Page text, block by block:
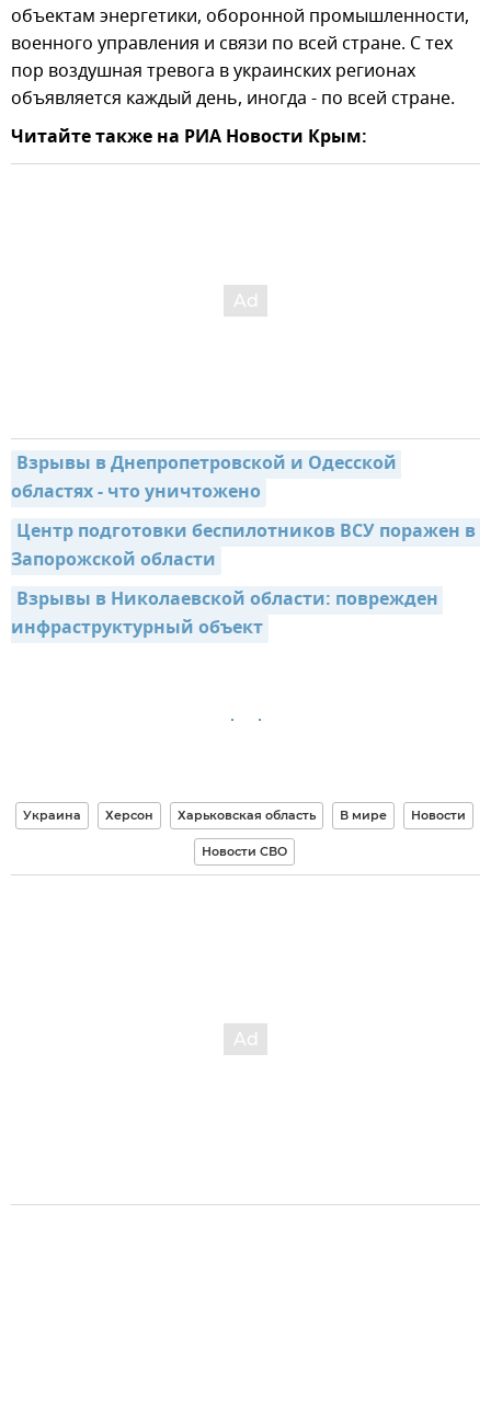
объектам энергетики, оборонной промышленности,
военного управления и связи по всей стране. С тех
пор воздушная тревога в украинских регионах
объявляется каждый день, иногда - по всей стране.
Читайте также на РИА Новости Крым:
Взрывы в Днепропетровской и Одесской
областях - что уничтожено
Центр подготовки беспилотников ВСУ поражен в
Запорожской области
Взрывы в Николаевской области: поврежден
инфраструктурный объект
Украина Херсон Харьковская область В мире Новости
Новости СВО